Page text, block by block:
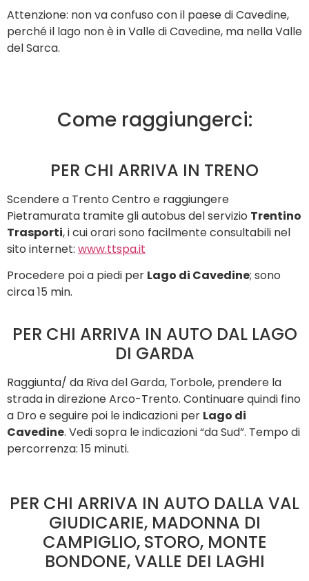
Attenzione: non va confuso con il paese di Cavedine,
perché il lago non è in Valle di Cavedine, ma nella Valle
del Sarca.
Come raggiungerci:
PER CHI ARRIVA IN TRENO
Scendere a Trento Centro e raggiungere
Pietramurata tramite gli autobus del servizio Trentino
Trasporti, i cui orari sono facilmente consultabili nel
sito internet: www.ttspa.it
Procedere poi a piedi per Lago di Cavedine; sono
circa 15 min.
PER CHI ARRIVA IN AUTO DAL LAGO
DI GARDA
Raggiunta/ da Riva del Garda, Torbole, prendere la
strada in direzione Arco-Trento. Continuare quindi fino
a Dro e seguire poi le indicazioni per Lago di
Cavedine. Vedi sopra le indicazioni “da Sud”. Tempo di
percorrenza: 15 minuti.
PER CHI ARRIVA IN AUTO DALLA VAL
GIUDICARIE, MADONNA DI
CAMPIGLIO, STORO, MONTE
BONDONE, VALLE DEI LAGHI